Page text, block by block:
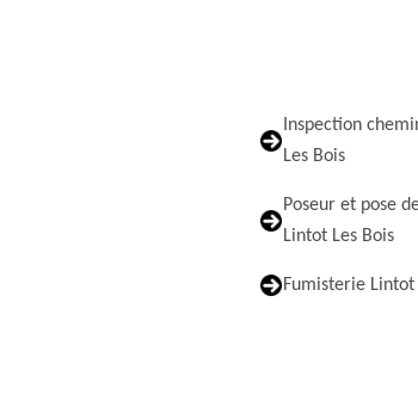
Inspection
Les Bois
Poseur et pose
Lintot Les Bois
Fumisterie Lintot